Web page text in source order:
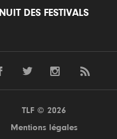
NUIT DES FESTIVALS
TLF © 2026
Mentions légales